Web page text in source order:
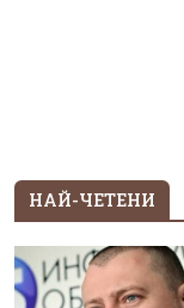
НАЙ-ЧЕТЕНИ